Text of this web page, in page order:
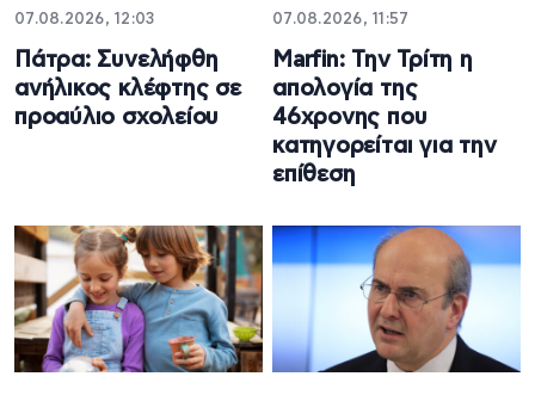
07.08.2026, 12:03
Πάτρα: Συνελήφθη
ανήλικος κλέφτης σε
προαύλιο σχολείου
07.08.2026, 11:57
Marfin: Την Τρίτη η
απολογία της
46χρονης που
κατηγορείται για την
επίθεση